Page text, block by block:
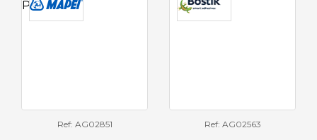
Ref: AG02851 Ref: AG02563